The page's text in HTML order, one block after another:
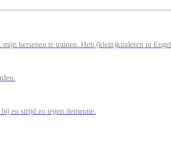
hersenen te trainen. Heb (klein)kinderen in
en strijd zo tegen dementie.